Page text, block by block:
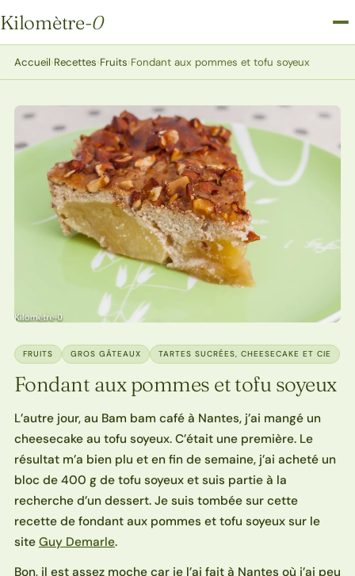
Kilomètre-0
Kilomètre-0
Accueil›Recettes›Fruits›Fondant aux pommes et tofu soyeux
FRUITS GROS GÂTEAUX TARTES SUCRÉES, CHEESECAKE ET CIE
Fondant aux pommes et tofu soyeux
L’autre jour, au Bam bam café à Nantes, j’ai mangé un
cheesecake au tofu soyeux. C’était une première. Le
résultat m’a bien plu et en fin de semaine, j’ai acheté un
bloc de 400 g de tofu soyeux et suis partie à la
recherche d’un dessert. Je suis tombée sur cette
recette de fondant aux pommes et tofu soyeux sur le
site Guy Demarle.
Bon, il est assez moche car je l’ai fait à Nantes où j’ai peu